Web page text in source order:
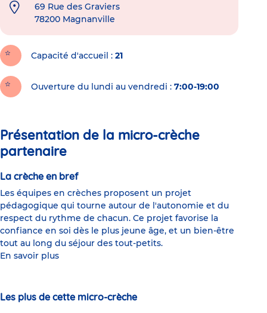
69 Rue des Graviers
78200 Magnanville
Capacité d'accueil 21
Ouverture du lundi au vendredi : 7:00-19:00
Présentation de la micro-crèche
partenaire
La crèche en bref
Les équipes en crèches proposent un projet
pédagogique qui tourne autour de l'autonomie et du
respect du rythme de chacun. Ce projet favorise la
confiance en soi dès le plus jeune âge, et un bien-être
tout au long du séjour des tout-petits.
En savoir plus
Les plus de cette micro-crèche